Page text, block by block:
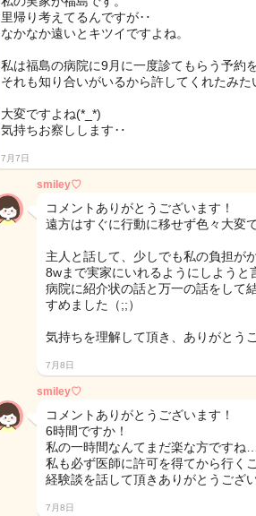
里帰り考えてるんですが‥
なかなか遠いとキツイですよね。
私は福島の病院に9月に一度診てもらう予約
それも知り合いがいるから許してくれたみた
大変ですよね(*_*)
気持ちお察しします‥
7月7日
smiley♡
コメントありがとうございます！
遠方はすぐに行動に移せず色々大変
主人と話して、少しでも私の負担が
8wまで実家にいれるようにしようと
病院に紹介状の話と万一の話をして
すめました（;;）
気持ちを理解して頂き、ありがとう
7月8日
smiley♡
コメントありがとうございます！
6時間ですか！
私の一時間なんてまだ楽な方ですね…
私も必ず医師に許可を得てから行く
経験談を話して頂きありがとうござ
7月8日